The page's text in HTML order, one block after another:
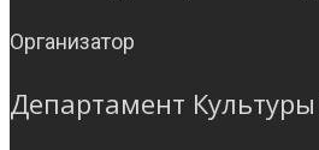
Организатор
Департамент